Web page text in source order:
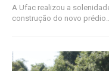
A Ufac realizou a
construção do novo